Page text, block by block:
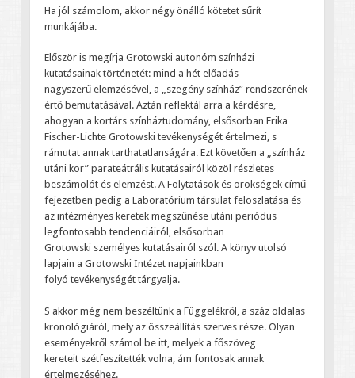
Ha jól számolom, akkor négy önálló kötetet sűrít
munkájába.
Először is megírja Grotowski autonóm színházi
kutatásainak történetét: mind a hét előadás
nagyszerű elemzésével, a „szegény színház” rendszerének
értő bemutatásával. Aztán reflektál arra a kérdésre,
ahogyan a kortárs színháztudomány, elsősorban Erika
Fischer-Lichte Grotowski tevékenységét értelmezi, s
rámutat annak tarthatatlanságára. Ezt követően a „színház
utáni kor” parateátrális kutatásairól közöl részletes
beszámolót és elemzést. A Folytatások és örökségek című
fejezetben pedig a Laboratórium társulat feloszlatása és
az intézményes keretek megszűnése utáni periódus
legfontosabb tendenciáiról, elsősorban
Grotowski személyes kutatásairól szól. A könyv utolsó
lapjain a Grotowski Intézet napjainkban
folyó tevékenységét tárgyalja.
S akkor még nem beszéltünk a Függelékről, a száz oldalas
kronológiáról, mely az összeállítás szerves része. Olyan
eseményekről számol be itt, melyek a főszöveg
kereteit szétfeszítették volna, ám fontosak annak
értelmezéséhez.